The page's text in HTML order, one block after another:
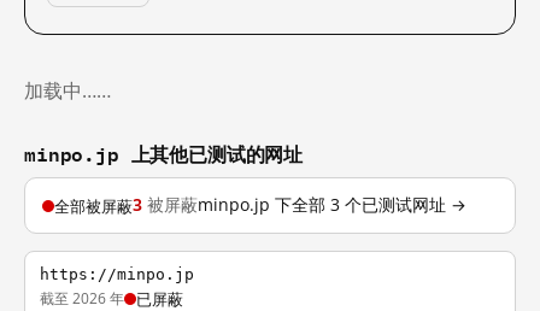
加载中……
minpo.jp 上其他已测试的网址
全部被屏蔽3 被屏蔽minpo.jp 下全部 3 个已测试网址 →
https://minpo.jp
截至 2026 年 已屏蔽